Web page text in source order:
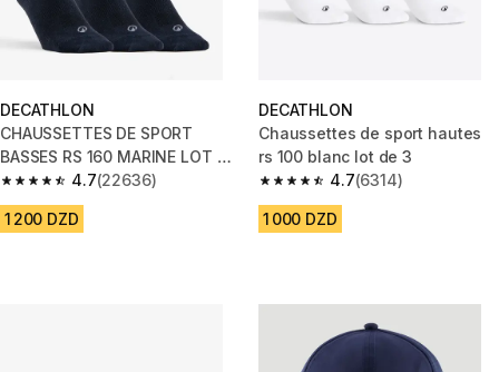
DECATHLON
CHAUSSETTES DE SPORT
BASSES RS 160 MARINE LOT DE
3.
4.7
4.7 out of 5 stars from 22636 reviews
(22636)
1 200 DZD
DECATHLON
Chaussettes de sport hautes
rs 100 blanc lot de 3
4.7
4.7 out of 5 stars from 6314
(6314)
1 000 DZD